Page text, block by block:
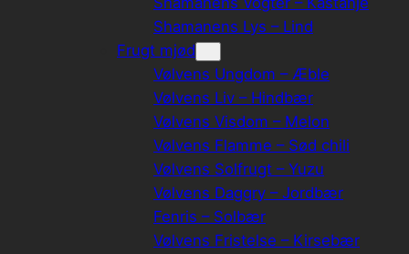
Shamanens Lys – Lind
Frugt mjød
Vølvens Ungdom – Æble
Vølvens Liv – Hindbær
Vølvens Visdom – Melon
Vølvens Flamme – Sød chili
Vølvens Solfrugt – Yuzu
Vølvens Daggry – Jordbær
Fenris – Solbær
Vølvens Fristelse – Kirsebær